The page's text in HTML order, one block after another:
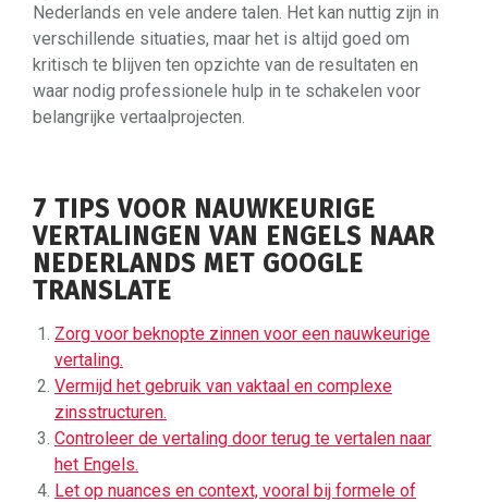
Nederlands en vele andere talen. Het kan nuttig zijn in
verschillende situaties, maar het is altijd goed om
kritisch te blijven ten opzichte van de resultaten en
waar nodig professionele hulp in te schakelen voor
belangrijke vertaalprojecten.
7 TIPS VOOR NAUWKEURIGE
VERTALINGEN VAN ENGELS NAAR
NEDERLANDS MET GOOGLE
TRANSLATE
Zorg voor beknopte zinnen voor een nauwkeurige
vertaling.
Vermijd het gebruik van vaktaal en complexe
zinsstructuren.
Controleer de vertaling door terug te vertalen naar
het Engels.
Let op nuances en context, vooral bij formele of